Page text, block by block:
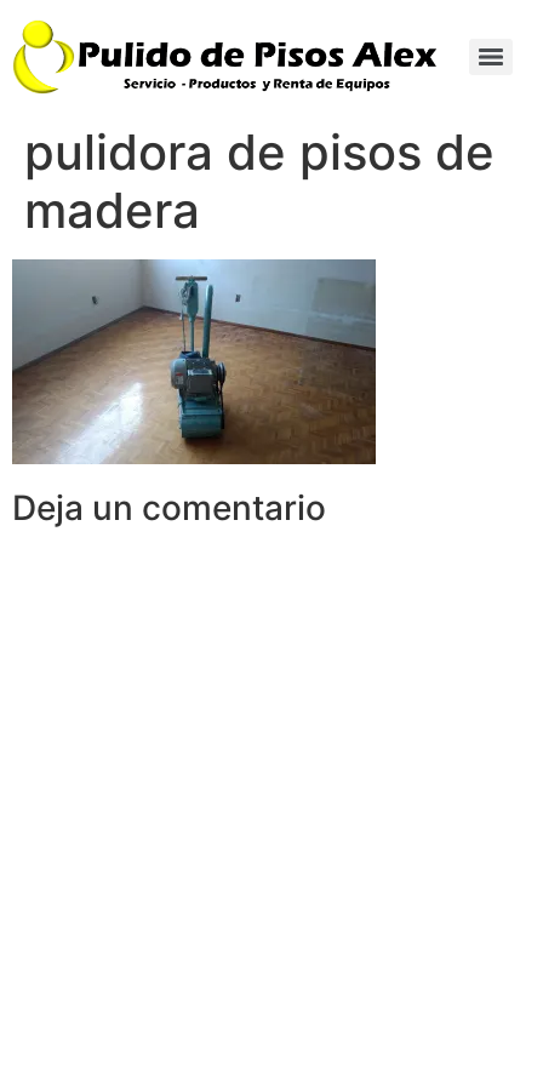
pulidora de pisos de
madera
Deja un comentario